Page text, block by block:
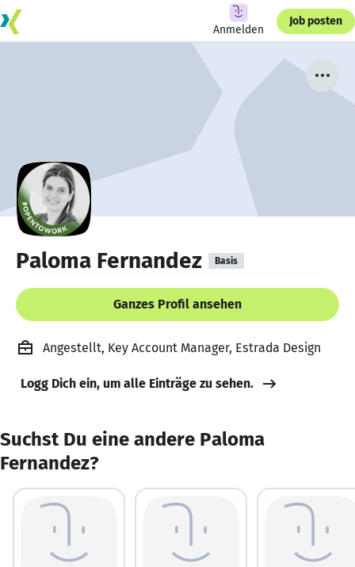
Anmelden
Job posten
Paloma Fernandez Basis
Ganzes Profil ansehen
Angestellt, Key Account Manager, Estrada Design
Logg Dich ein, um alle Einträge zu sehen.
Suchst Du eine andere Paloma
Fernandez?